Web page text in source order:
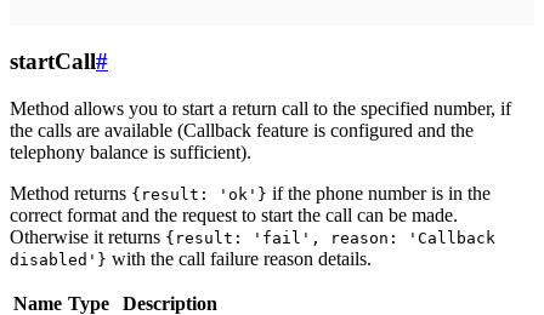
startCall#
Method allows you to start a return call to the specified number, if
the calls are available (Callback feature is configured and the
telephony balance is sufficient).
Method returns {result: 'ok'} if the phone number is in the
correct format and the request to start the call can be made.
Otherwise it returns {result: 'fail', reason: 'Callback
disabled'} with the call failure reason details.
Name Type
Description